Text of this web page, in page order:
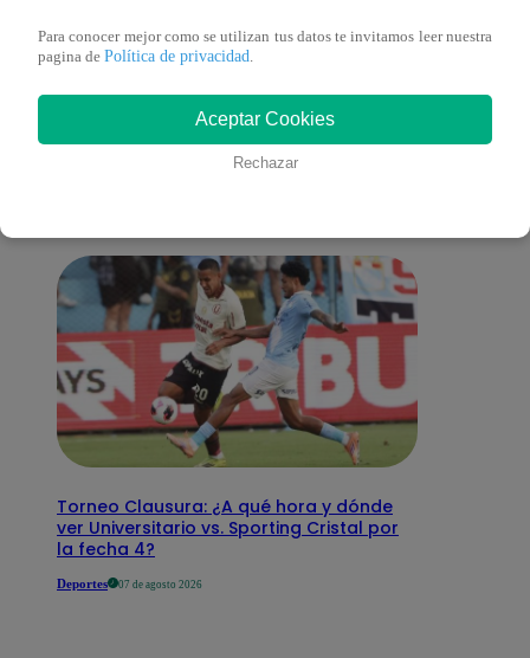
También te puede
interesar
Torneo Clausura: ¿A qué hora y dónde
ver Universitario vs. Sporting Cristal por
la fecha 4?
Deportes 07 de agosto 2026
Para conocer mejor como se utilizan tus datos te invitamos leer nuestra
pagina de Política de privacidad
Aceptar Cookies
Rechazar